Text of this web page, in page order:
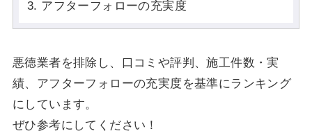
アフターフォローの充実度
悪徳業者を排除し、口コミや評判、施工件数・実
績、アフターフォローの充実度を基準にランキング
にしています。
ぜひ参考にしてください！